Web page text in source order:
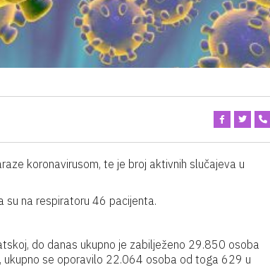
koronavirusom, te je broj aktivnih slučajeva u
su na respiratoru 46 pacijenta.
do danas ukupno je zabilježeno 29.850 osoba
ukupno se oporavilo 22.064 osoba od toga 629 u